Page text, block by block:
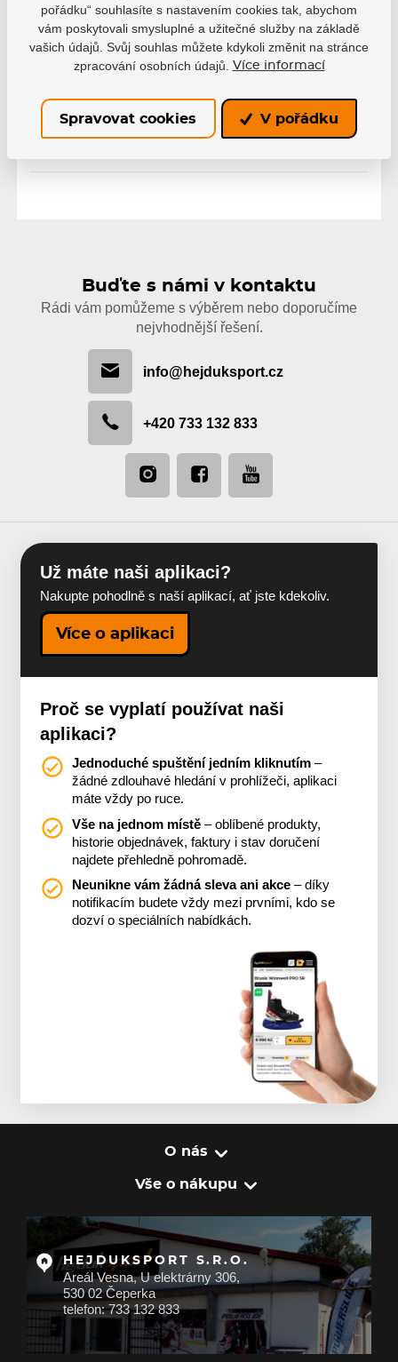
Není skladem 129 Kč
bílá, 14mx36mm, HS23
EAN: 1700000129761
Skladem 129 Kč
Buďte s námi v kontaktu
Rádi vám pomůžeme s výběrem nebo doporučíme
nejvhodnější řešení.
info@hejduksport.cz
+420 733 132 833
Už máte naši aplikaci?
Nakupte pohodlně s naší aplikací, ať jste kdekoliv.
Více o aplikaci
Proč se vyplatí používat naši
aplikaci?
Jednoduché spuštění jedním kliknutím –
žádné zdlouhavé hledání v prohlížeči, aplikaci
máte vždy po ruce.
Vše na jednom místě – oblíbené produkty,
historie objednávek, faktury i stav doručení
najdete přehledně pohromadě.
Neunikne vám žádná sleva ani akce – díky
notifikacím budete vždy mezi prvními, kdo se
dozví o speciálních nabídkách.
O nás
Vše o nákupu
HEJDUKSPORT S.R.O.
Areál Vesna, U elektrárny 306,
530 02 Čeperka
telefon: 733 132 833
pořádku“ souhlasíte s nastavením cookies tak, abychom
vám poskytovali smysluplné a užitečné služby na základě
vašich údajů. Svůj souhlas můžete kdykoli změnit na stránce
zpracování osobních údajů.
Více informací
Spravovat cookies V pořádku